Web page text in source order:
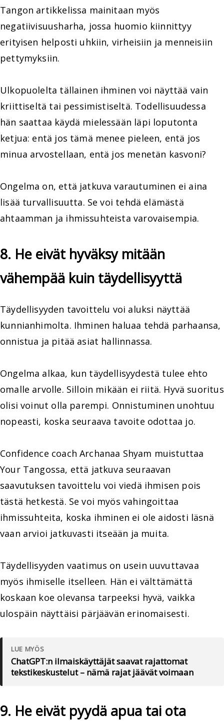
Tangon artikkelissa mainitaan myös
negatiivisuusharha, jossa huomio kiinnittyy
erityisen helposti uhkiin, virheisiin ja menneisiin
pettymyksiin.
Ulkopuolelta tällainen ihminen voi näyttää vain
kriittiseltä tai pessimistiseltä. Todellisuudessa
hän saattaa käydä mielessään läpi loputonta
ketjua: entä jos tämä menee pieleen, entä jos
minua arvostellaan, entä jos menetän kasvoni?
Ongelma on, että jatkuva varautuminen ei aina
lisää turvallisuutta. Se voi tehdä elämästä
ahtaamman ja ihmissuhteista varovaisempia.
8. He eivät hyväksy mitään
vähempää kuin täydellisyyttä
Täydellisyyden tavoittelu voi aluksi näyttää
kunnianhimolta. Ihminen haluaa tehdä parhaansa,
onnistua ja pitää asiat hallinnassa.
Ongelma alkaa, kun täydellisyydestä tulee ehto
omalle arvolle. Silloin mikään ei riitä. Hyvä suoritus
olisi voinut olla parempi. Onnistuminen unohtuu
nopeasti, koska seuraava tavoite odottaa jo.
Confidence coach Archanaa Shyam muistuttaa
Your Tangossa, että jatkuva seuraavan
saavutuksen tavoittelu voi viedä ihmisen pois
tästä hetkestä. Se voi myös vahingoittaa
ihmissuhteita, koska ihminen ei ole aidosti läsnä
vaan arvioi jatkuvasti itseään ja muita.
Täydellisyyden vaatimus on usein uuvuttavaa
myös ihmiselle itselleen. Hän ei välttämättä
koskaan koe olevansa tarpeeksi hyvä, vaikka
ulospäin näyttäisi pärjäävän erinomaisesti.
LUE MYÖS
ChatGPT:n ilmaiskäyttäjät saavat rajattomat
tekstikeskustelut – nämä rajat jäävät voimaan
9. He eivät pyydä apua tai ota